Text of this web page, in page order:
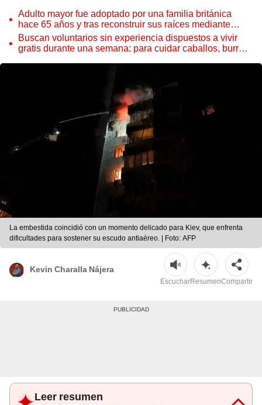
Adulto mayor fue adoptado por una familia británica
hace 65 años y tras reconstruir sus raíces mediante
ADN ocurre lo inesperado: “Fue como encontrar una
aguja en un pajar”
Buscan voluntarios sin experiencia dispuestos a vivir
gratis durante una semana: para cuidar caballos, burros
La embestida coincidió con un momento delicado para Kiev, que enfrenta
dificultades para sostener su escudo antiaéreo. | Foto: AFP
Kevin Charalla Nájera
EscucharResumenCompartir
Leer resumen